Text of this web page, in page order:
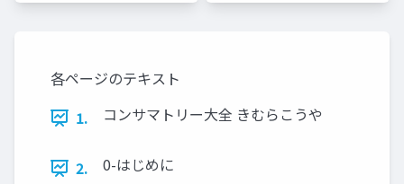
各ページのテキスト
1.
コンサマトリー大全 きむらこうや
2. 0-はじめに